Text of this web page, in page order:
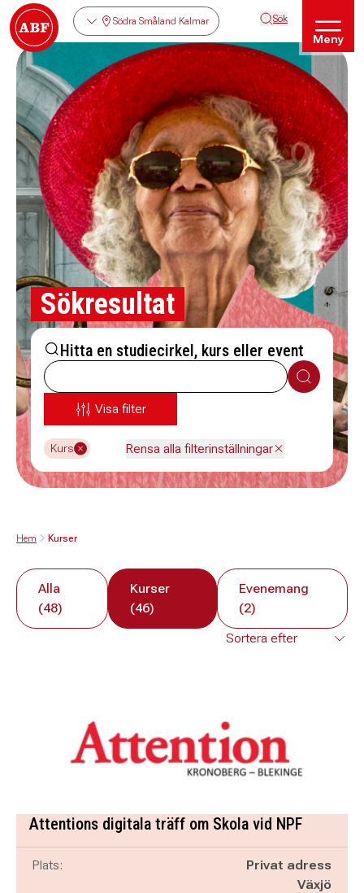
Södra Småland Kalmar Sök
Meny
Sökresultat
Hitta en studiecirkel, kurs eller event
Sök
Visa filter
Kurs Rensa alla filterinställningar
Hem Kurser
Alla
(48)
Kurser
(46)
Evenemang
(2)
Attentions digitala träff om Skola vid NPF
Plats:
Privat adress
Växjö